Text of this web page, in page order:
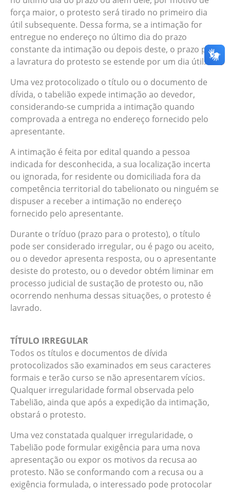
força maior, o protesto será tirado no primeiro dia
útil subsequente. Dessa forma, se a intimação for
entregue no endereço no último dia do prazo
constante da intimação ou depois deste, o prazo para
a lavratura do protesto se estende por um dia útil.
Uma vez protocolizado o título ou o documento de
dívida, o tabelião expede intimação ao devedor,
considerando-se cumprida a intimação quando
comprovada a entrega no endereço fornecido pelo
apresentante.
A intimação é feita por edital quando a pessoa
indicada for desconhecida, a sua localização incerta
ou ignorada, for residente ou domiciliada fora da
competência territorial do tabelionato ou ninguém se
dispuser a receber a intimação no endereço
fornecido pelo apresentante.
Durante o tríduo (prazo para o protesto), o título
pode ser considerado irregular, ou é pago ou aceito,
ou o devedor apresenta resposta, ou o apresentante
desiste do protesto, ou o devedor obtém liminar em
processo judicial de sustação de protesto ou, não
ocorrendo nenhuma dessas situações, o protesto é
lavrado.
TÍTULO IRREGULAR
Todos os títulos e documentos de dívida
protocolizados são examinados em seus caracteres
formais e terão curso se não apresentarem vícios.
Qualquer irregularidade formal observada pelo
Tabelião, ainda que após a expedição da intimação,
obstará o protesto.
Uma vez constatada qualquer irregularidade, o
Tabelião pode formular exigência para uma nova
apresentação ou expor os motivos da recusa ao
protesto. Não se conformando com a recusa ou a
exigência formulada, o interessado pode protocolar